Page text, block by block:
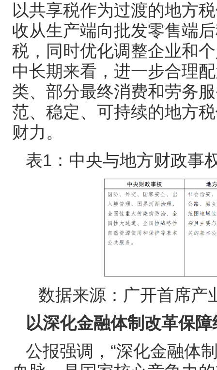
以共享税作为过渡的地方
收从生产端向批发零售端
税，同时优化调整企业和
中长期来看，进一步合理
类、部分最终消费和劳务
范、稳定、可持续的地方
财力。
表1 ：中央与地方财政事
数据来源：广开首席产
以深化金融体制改革保
公报强调，“深化金融体